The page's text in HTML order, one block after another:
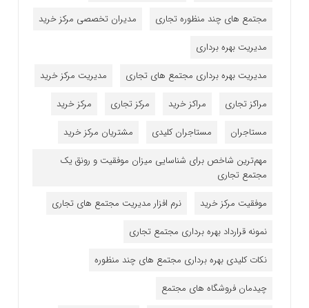
مجتمع های چند منظوره تجاری
مدیران تخصصی مرکز خرید
مدیریت بهره برداری
مدیریت بهره برداری مجتمع های تجاری
مدیریت مرکز خرید
مراکز تجاری
مراکز خرید مرکز تجاری
مرکز خرید
مستاجران
مستاجران کلیدی
مشتریان مرکز خرید
مهم‌ترین شاخص برای شناسایی میزان موفقیت و رونق یک
مجتمع تجاری
موفقیت مرکز خرید
نرم افزار مدیریت مجتمع های تجاری
نمونه قرارداد بهره برداری مجتمع تجاری
نکات کلیدی بهره برداری مجتمع های چند منظوره
چیدمان فروشگاه های مجتمع